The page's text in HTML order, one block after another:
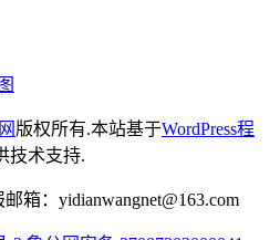
版权所有.本站基于WordPress程
技术支持.
箱：yidianwangnet@163.com